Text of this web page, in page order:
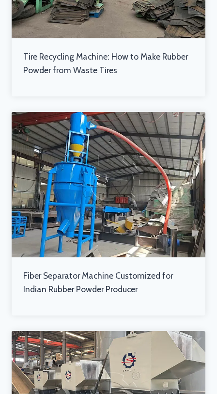
Tire Recycling Machine: How to Make Rubber
Powder from Waste Tires
Fiber Separator Machine Customized for
Indian Rubber Powder Producer